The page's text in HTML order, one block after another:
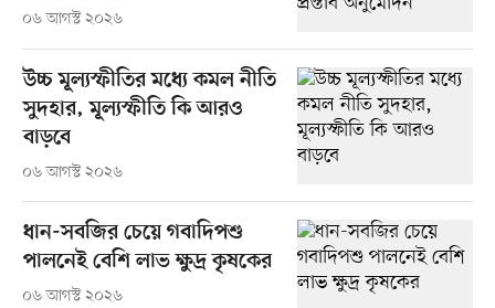
০৬ আগস্ট ২০২৬
উচ্চ মূল্যস্ফীতির মধ্যে কমল নীতি
সুদহার, মূল্যস্ফীতি কি আরও
বাড়বে
০৬ আগস্ট ২০২৬
ধান-সবজির চেয়ে গবাদিপশু
পালনেই বেশি লাভ ক্ষুদ্র কৃষকের
০৬ আগস্ট ২০২৬